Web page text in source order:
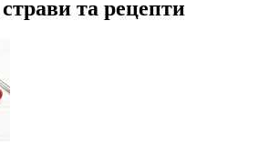
та рецепти